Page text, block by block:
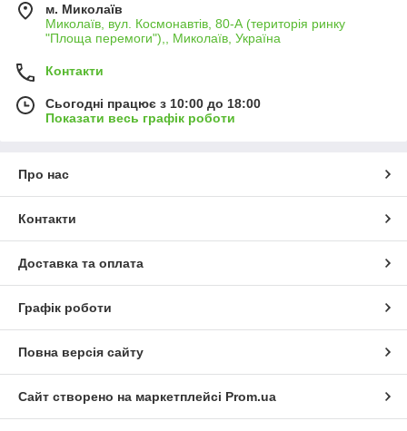
м. Миколаїв
Миколаїв, вул. Космонавтів, 80-А (територія ринку
"Площа перемоги"),, Миколаїв, Україна
Контакти
Сьогодні працює з 10:00 до 18:00
Показати весь графік роботи
Про нас
Контакти
Доставка та оплата
Графік роботи
Повна версія сайту
Сайт створено на маркетплейсі Prom.ua